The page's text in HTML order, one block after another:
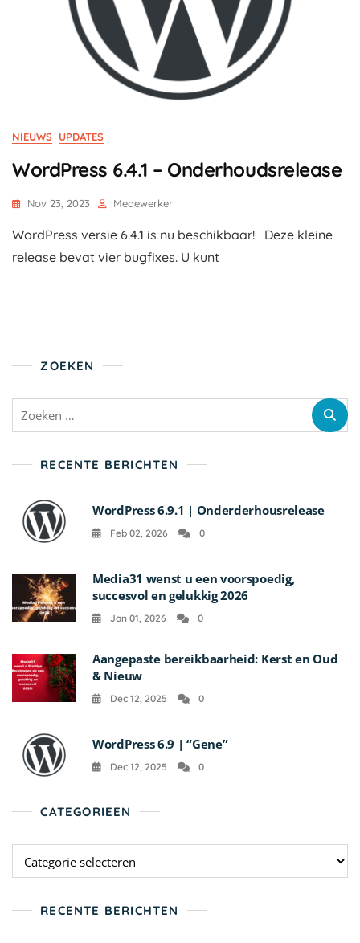
NIEUWS UPDATES
WordPress 6.4.1 – Onderhoudsrelease
Nov 23, 2023 Medewerker
WordPress versie 6.4.1 is nu beschikbaar! Deze kleine
release bevat vier bugfixes. U kunt
ZOEKEN
Zoeken
RECENTE BERICHTEN
WordPress 6.9.1 | Onderderhousrelease
Feb 02, 2026 0
Media31 wenst u een voorspoedig,
succesvol en gelukkig 2026
Jan 01, 2026 0
Aangepaste bereikbaarheid: Kerst en Oud
& Nieuw
Dec 12, 2025 0
WordPress 6.9 | “Gene”
Dec 12, 2025 0
CATEGORIEEN
RECENTE BERICHTEN